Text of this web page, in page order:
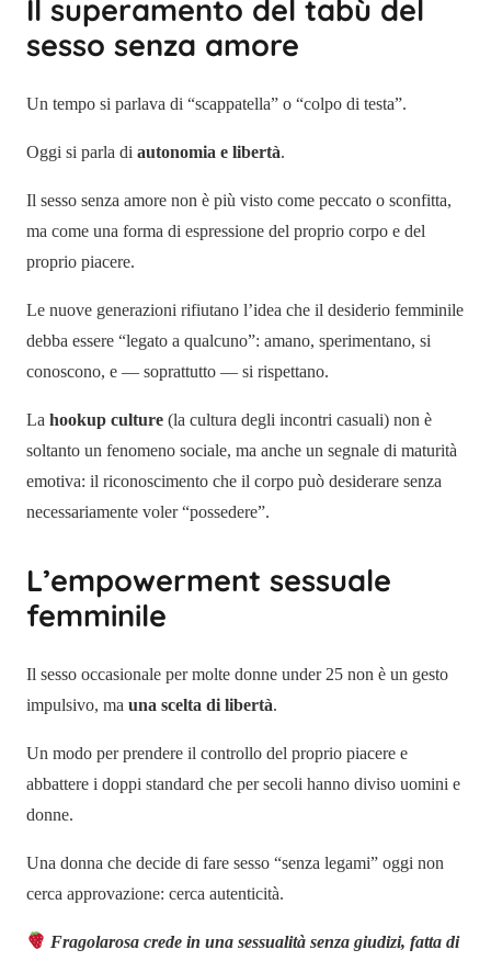
Il superamento del tabù del
sesso senza amore
Un tempo si parlava di “scappatella” o “colpo di testa”.
Oggi si parla di autonomia e libertà.
Il sesso senza amore non è più visto come peccato o sconfitta,
ma come una forma di espressione del proprio corpo e del
proprio piacere.
Le nuove generazioni rifiutano l’idea che il desiderio femminile
debba essere “legato a qualcuno”: amano, sperimentano, si
conoscono, e — soprattutto — si rispettano.
La hookup culture (la cultura degli incontri casuali) non è
soltanto un fenomeno sociale, ma anche un segnale di maturità
emotiva: il riconoscimento che il corpo può desiderare senza
necessariamente voler “possedere”.
L’empowerment sessuale
femminile
Il sesso occasionale per molte donne under 25 non è un gesto
impulsivo, ma una scelta di libertà.
Un modo per prendere il controllo del proprio piacere e
abbattere i doppi standard che per secoli hanno diviso uomini e
donne.
Una donna che decide di fare sesso “senza legami” oggi non
cerca approvazione: cerca autenticità.
Fragolarosa crede in una sessualità senza giudizi, fatta di